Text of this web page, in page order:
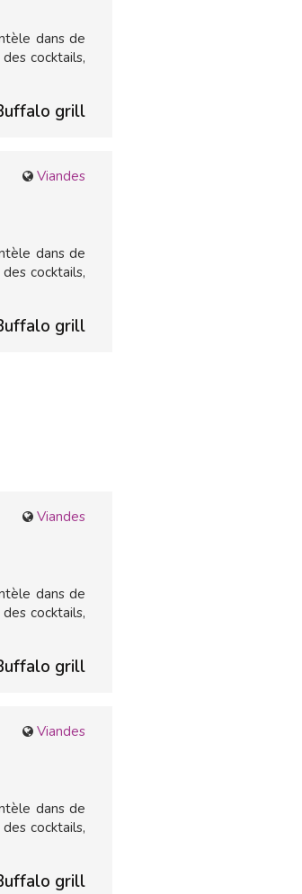
dans de
cocktails,
grill
Viandes
dans de
cocktails,
grill
Viandes
dans de
cocktails,
grill
Viandes
dans de
cocktails,
grill